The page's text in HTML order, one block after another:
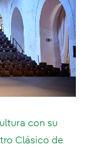
con su
Clásico de